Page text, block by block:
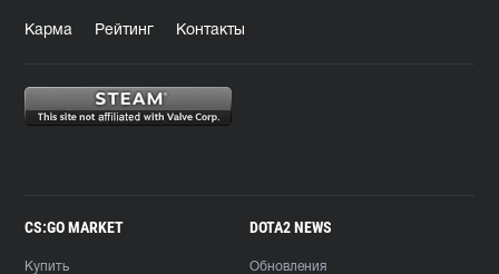
Карма Рейтинг Контакты
CS:GO MARKET
Купить
DOTA2 NEWS
Обновления